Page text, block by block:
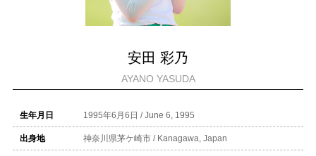
安田 彩乃
AYANO YASUDA
生年月日 1995年6月6日 / June 6, 1995
出身地 神奈川県茅ケ崎市 / Kanagawa, Japan